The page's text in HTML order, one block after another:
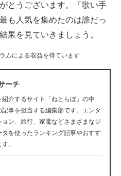
とうございます。「歌い手
も人気を集めたのは誰だっ
果を見ていきましょう。
ムによる収益を得ています
ーチ
介するサイト「ねとらぼ」の中
事を担当する編集部です。エンタ
ョン、旅行、家電などさまざまなジ
タを使ったランキング記事やおすす
。